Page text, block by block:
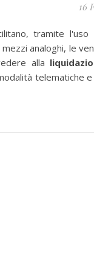
16
tramite
analoghi, le
alla
telematiche